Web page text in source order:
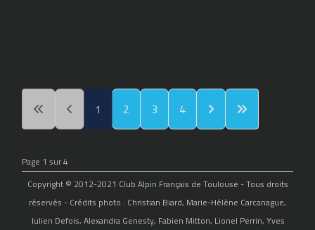
1 2 3 4
Page 1 sur 4
Copyright © 2012-2021 Club Alpin Français de Toulouse - Tous droits
réservés - Crédits photo : Christian Biard, Marie-Hélène Carcanague,
Julien Defois, Alexandra Genesty, Fabien Mitton, Lionel Perrin, Yves